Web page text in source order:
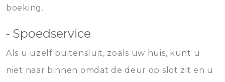
boeking.
- Spoedservice
Als u uzelf buitensluit, zoals uw huis, kunt u
niet naar binnen omdat de deur op slot zit en u